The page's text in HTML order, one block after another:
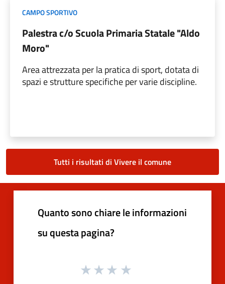
CAMPO SPORTIVO
Palestra c/o Scuola Primaria Statale "Aldo
Moro"
Area attrezzata per la pratica di sport, dotata di
spazi e strutture specifiche per varie discipline.
Tutti i risultati di Vivere il comune
Quanto sono chiare le informazioni
su questa pagina?